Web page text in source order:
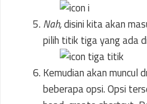
Nah,disini kita akan
pilih titik tiga yang ada
Kemudian akan muncul
beberapa opsi. Opsi